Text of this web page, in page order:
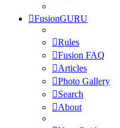
FusionGURU
Rules
Fusion FAQ
Articles
Photo Gallery
Search
About